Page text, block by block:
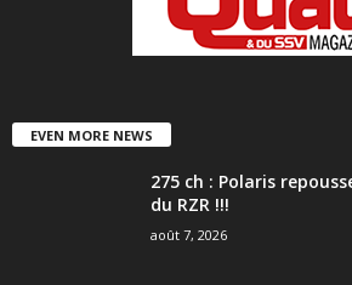
EVEN MORE NEWS
275 ch : Polaris
du RZR !!!
août 7, 2026